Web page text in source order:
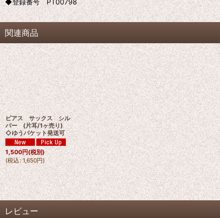
◆登録番号 PT00798
関連商品
ピアス サックス シル
バー (片耳/1ヶ売り)
◇ゆうパケット発送可
1,500円(税別)
(税込: 1,650円)
レビュー